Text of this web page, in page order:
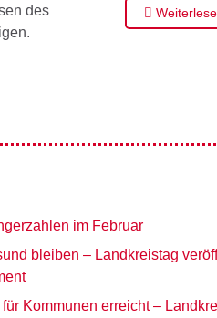
des
im Februar
bleiben – Landkreistag
Kommunen erreicht –